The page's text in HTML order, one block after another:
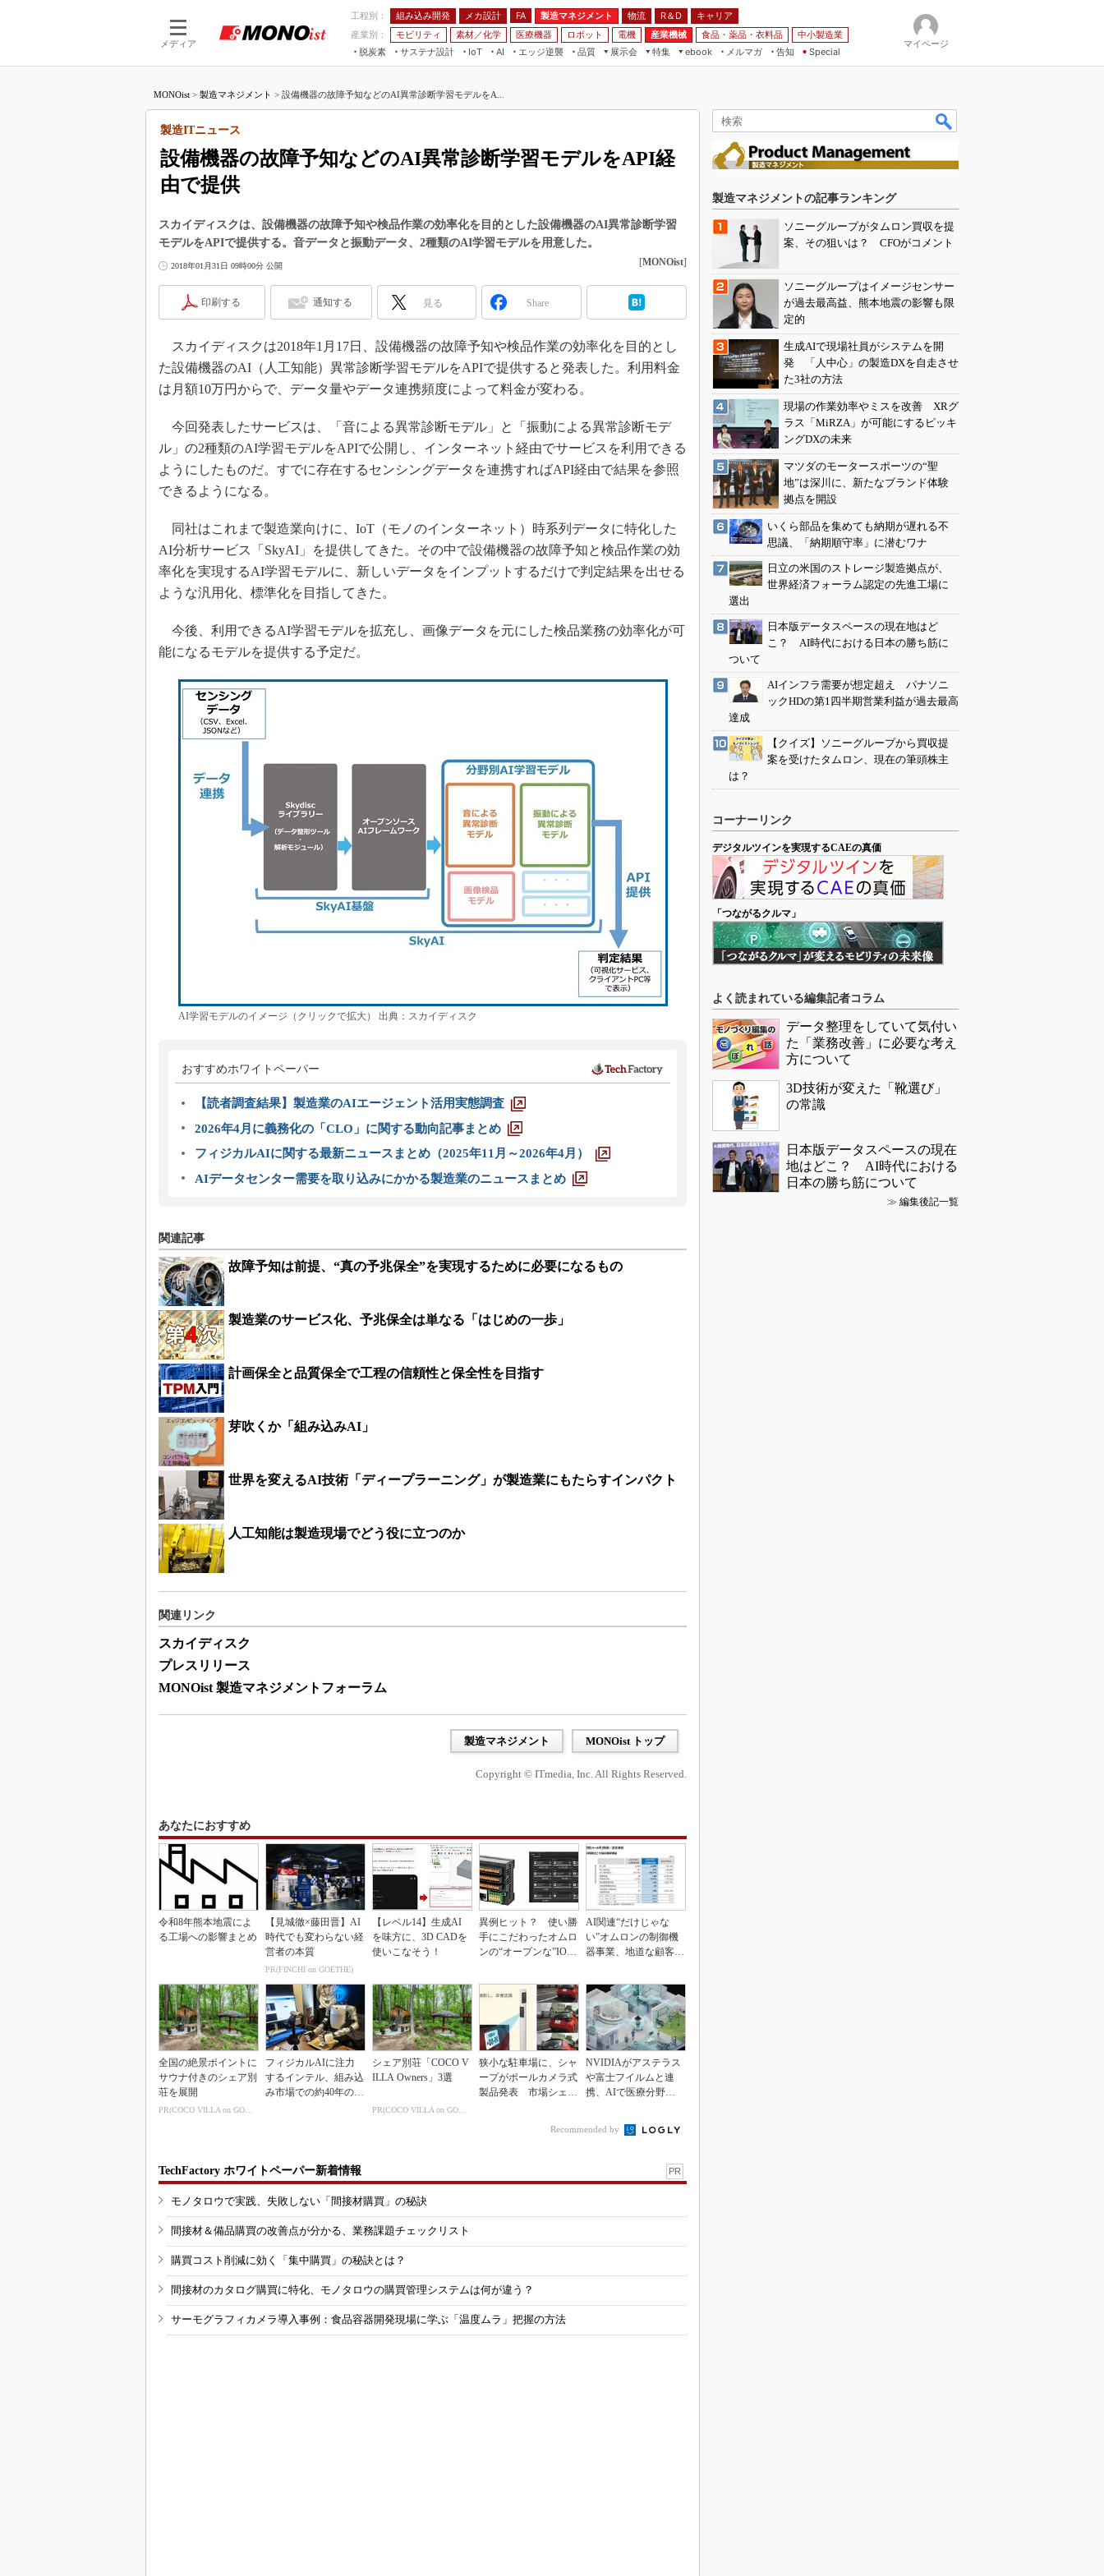
メディア
工程別： 組み込み開発 メカ設計 FA 製造マネジメント 物流 R＆D
キャリア
産業別：
モビリティ 素材／化学 医療機器 ロボット 電機 産業機械 食品・薬品・衣料品
中小製造業
脱炭素
サステナ設計
IoT
つながる工場
AI
AI×設備保全
エッジ逆襲 品質
展示会
JIMTOF
IIFES
TECHNO-FRONTIER
スマート工場EXPO
EdgeTech+
AUTOMOTIVE WORLD
産業オープンネット展
特集
つながるクルマ
VR／AR
フィールドサービス
組み込み画像技術
組み込みモデリング
車載ソフト開発
ISO26262
無償設計ツール
3Dプリンタ
デジタルツインとCAE
S＆OP
インダストリー4.0
イノベーション
メイドインジャパン
植物工場
知財マネジメント
グローバル設計・開発
新型コロナへの対応
ebook
FA
モビリティ
メルマガ
告知 Special
マイページ
MONOist > 製造マネジメント > 設備機器の故障予知などのAI異常診断学習モデルをA...
設備機器の故障予知などのAI異常診断学習モデルをAPI経
由で提供
製造ITニュース
スカイディスクは、設備機器の故障予知や検品作業の効率化を目的とした設備機器のAI異常診断学習
モデルをAPIで提供する。音データと振動データ、2種類のAI学習モデルを用意した。
2018年01月31日 09時00分 公開 [MONOist]
印刷する 通知する 見る Share
スカイディスクは2018年1月17日、設備機器の故障予知や検品作業の効率化を目的とし
た設備機器のAI（人工知能）異常診断学習モデルをAPIで提供すると発表した。利用料金
は月額10万円からで、データ量やデータ連携頻度によって料金が変わる。
今回発表したサービスは、「音による異常診断モデル」と「振動による異常診断モデ
ル」の2種類のAI学習モデルをAPIで公開し、インターネット経由でサービスを利用できる
ようにしたものだ。すでに存在するセンシングデータを連携すればAPI経由で結果を参照
できるようになる。
同社はこれまで製造業向けに、IoT（モノのインターネット）時系列データに特化した
AI分析サービス「SkyAI」を提供してきた。その中で設備機器の故障予知と検品作業の効
率化を実現するAI学習モデルに、新しいデータをインプットするだけで判定結果を出せる
ような汎用化、標準化を目指してきた。
今後、利用できるAI学習モデルを拡充し、画像データを元にした検品業務の効率化が可
能になるモデルを提供する予定だ。
AI学習モデルのイメージ（クリックで拡大） 出典：スカイディスク
おすすめホワイトペーパー
【読者調査結果】製造業のAIエージェント活用実態調査
2026年4月に義務化の「CLO」に関する動向記事まとめ
フィジカルAIに関する最新ニュースまとめ（2025年11月～2026年4月）
AIデータセンター需要を取り込みにかかる製造業のニュースまとめ
関連記事
故障予知は前提、“真の予兆保全”を実現するために必要になるもの
製造業のサービス化、予兆保全は単なる「はじめの一歩」
計画保全と品質保全で工程の信頼性と保全性を目指す
芽吹くか「組み込みAI」
世界を変えるAI技術「ディープラーニング」が製造業にもたらすインパクト
人工知能は製造現場でどう役に立つのか
関連リンク
スカイディスク
プレスリリース
MONOist 製造マネジメントフォーラム
製造マネジメント MONOist トップ
Copyright © ITmedia, Inc. All Rights Reserved.
あなたにおすすめ
令和8年熊本地震によ
る工場への影響まとめ
【見城徹×藤田晋】AI
時代でも変わらない経
営者の本質
PR(FINCHI on GOETHE)
【レベル14】生成AI
を味方に、3D CADを
使いこなそう！
異例ヒット？ 使い勝
手にこだわったオムロ
ンの“オープンな”IO-L
AI関連“だけじゃな
い”オムロンの制御機
器事業、地道な顧客基
全国の絶景ポイントに
サウナ付きのシェア別
荘を展開
PR(COCO VILLA on GOETHE)
フィジカルAIに注力
するインテル、組み込
み市場での約40年の実
シェア別荘「COCO V
ILLA Owners」3選
PR(COCO VILLA on GOETHE)
狭小な駐車場に、シャ
ープがポールカメラ式
製品発表 市場シェア
NVIDIAがアステラス
や富士フイルムと連
携、AIで医療分野支
Recommended by
TechFactory ホワイトペーパー新着情報 PR
モノタロウで実践、失敗しない「間接材購買」の秘訣
間接材＆備品購買の改善点が分かる、業務課題チェックリスト
購買コスト削減に効く「集中購買」の秘訣とは？
間接材のカタログ購買に特化、モノタロウの購買管理システムは何が違う？
サーモグラフィカメラ導入事例：食品容器開発現場に学ぶ「温度ムラ」把握の方法
製造マネジメントの記事ランキング
ソニーグループがタムロン買収を提
案、その狙いは？ CFOがコメント
ソニーグループはイメージセンサー
が過去最高益、熊本地震の影響も限
定的
生成AIで現場社員がシステムを開
発 「人中心」の製造DXを自走させ
た3社の方法
現場の作業効率やミスを改善 XRグ
ラス「MiRZA」が可能にするピッキ
ングDXの未来
マツダのモータースポーツの“聖
地”は深川に、新たなブランド体験
拠点を開設
いくら部品を集めても納期が遅れる不
思議、「納期順守率」に潜むワナ
日立の米国のストレージ製造拠点が、
世界経済フォーラム認定の先進工場に
選出
日本版データスペースの現在地はど
こ？ AI時代における日本の勝ち筋に
ついて
AIインフラ需要が想定超え パナソニ
ックHDの第1四半期営業利益が過去最高
達成
【クイズ】ソニーグループから買収提
案を受けたタムロン、現在の筆頭株主
は？
コーナーリンク
デジタルツインを実現するCAEの真価
「つながるクルマ」
よく読まれている編集記者コラム
データ整理をしていて気付い
た「業務改善」に必要な考え
方について
3D技術が変えた「靴選び」
の常識
日本版データスペースの現在
地はどこ？ AI時代における
日本の勝ち筋について
≫ 編集後記一覧